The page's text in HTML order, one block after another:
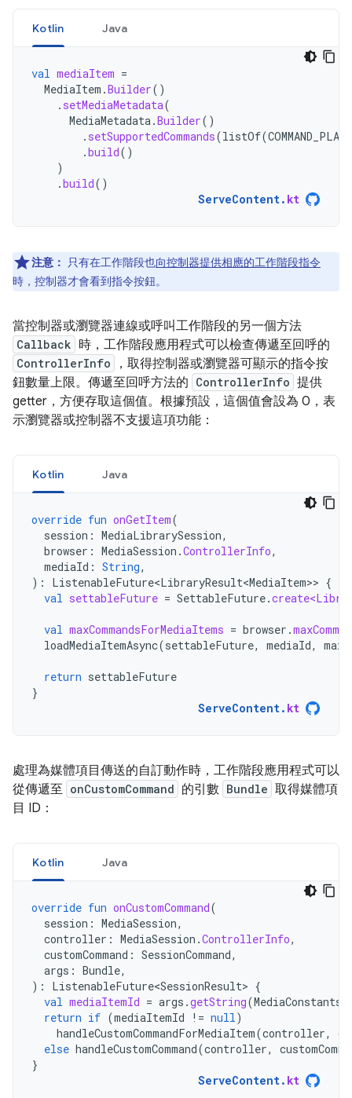
Kotlin Java
val mediaItem =
MediaItem .Builder()
. setMediaMetadata(
MediaMetadata.Builder()
. setSupportedCommands(listOf(
.build()
)
.build()
ServeContent. kt
注意： 只有在工作階段也向控制器提供相應的工作階段指令
時，控制器才會看到指令按鈕。
當控制器或瀏覽器連線或呼叫工作階段的另一個方法
Callback 時，工作階段應用程式可以檢查傳遞至回呼的
ControllerInfo
，取得控制器或瀏覽器可顯示的指令按
鈕數量上限。傳遞至回呼方法的 ControllerInfo 提供
getter，方便存取這個值。根據預設，這個值會設為 0，表
示瀏覽器或控制器不支援這項功能：
Kotlin Java
override fun onGetItem(
session : MediaLibrarySession,
browser : MediaSession .ControllerInfo,
mediaId : String,
):
ListenableFuture<LibraryResult<MediaItem>> {
val settableFuture = SettableFuture.
val maxCommandsForMediaItems = browser .
loadMediaItemAsync(settableFuture, mediaId,
return settableFuture
}
ServeContent. kt
處理為媒體項目傳送的自訂動作時，工作階段應用程式可以
從傳遞至 onCustomCommand 的引數 Bundle 取得媒體項
目 ID：
Kotlin Java
override fun onCustomCommand(
session : MediaSession,
controller : MediaSession .ControllerInfo,
customCommand : SessionCommand,
args : Bundle,
):
ListenableFuture<SessionResult> {
val mediaItemId = args .getString(MediaConstants
return if (mediaItemId != null)
handleCustomCommandForMediaItem(controller,
else handleCustomCommand(controller,
}
ServeContent. kt